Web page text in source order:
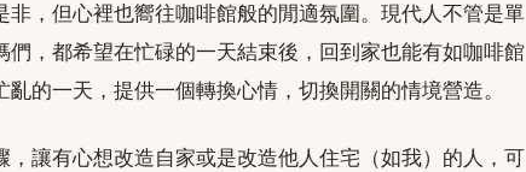
非，但心裡也嚮往咖啡館般的閒適氛圍。現代人不管是單
，都希望在忙碌的一天結束後，回到家也能有如咖啡館
的一天，提供一個轉換心情，切換開關的情境營造。
讓有心想改造自家或是改造他人住宅（如我）的人，可